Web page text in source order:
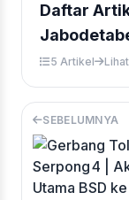
Daftar
5 Artikel
SEBELUMNYA